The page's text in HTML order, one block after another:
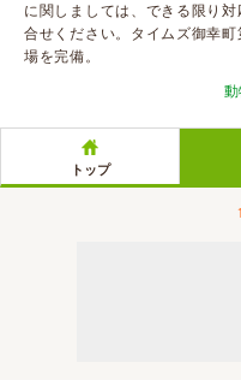
に関しましては、できる限り
合せください。タイムズ御幸
場を完備。
トップ
↑